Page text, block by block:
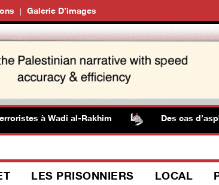
Galerie D’images
à Wadi al-Rakhim Des cas
LES PRISONNIERS LOCAL